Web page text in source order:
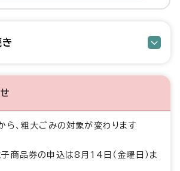
き
、粗大ごみの対象が変わります
子商品券の申込は8月14日（金曜日）ま